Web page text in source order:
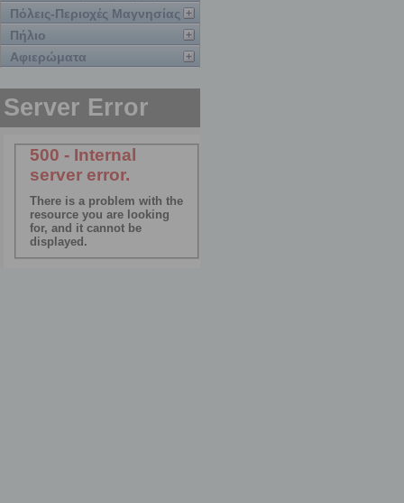
Πόλεις-Περιοχές Μαγνησίας
Πήλιο
Αφιερώματα